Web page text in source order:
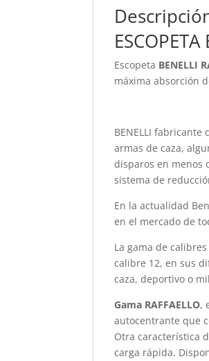
Escopeta BENELLI
máxima absorción
BENELLI
armas de caza,
disparos en menos
sistema de
En la actualidad
en el mercado de
La gama de
calibre 12, en sus
caza, deportivo o
Gama RAFFAELLO,
autocentrante que
Otra característica
carga rápida.